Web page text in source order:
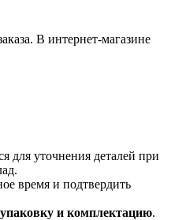
В интернет-магазине
для уточнения деталей при
время и подтвердить
и комплектацию.